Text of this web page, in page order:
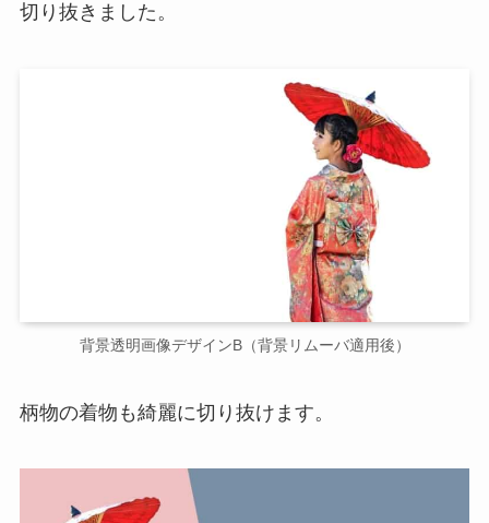
切り抜きました。
背景透明画像デザインB（背景リムーバ適用後）
柄物の着物も綺麗に切り抜けます。